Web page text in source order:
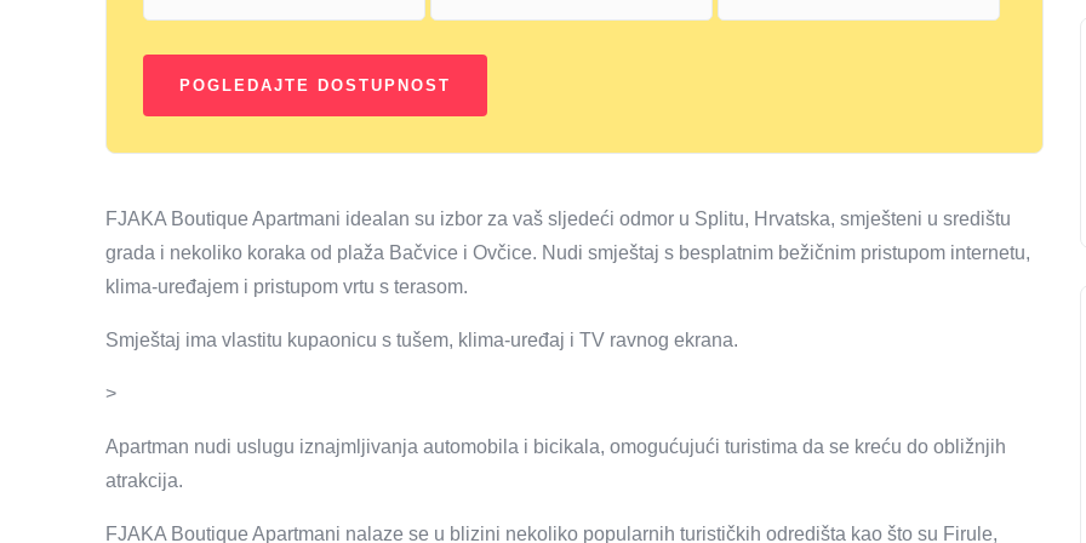
FJAKA Boutique Apartmani idealan su izbor za vaš sljedeći odmor u Splitu, Hrvatska, smješteni u središtu
grada i nekoliko koraka od plaža Bačvice i Ovčice. Nudi smještaj s besplatnim bežičnim pristupom internetu,
klima-uređajem i pristupom vrtu s terasom.
Smještaj ima vlastitu kupaonicu s tušem, klima-uređaj i TV ravnog ekrana.
>
Apartman nudi uslugu iznajmljivanja automobila i bicikala, omogućujući turistima da se kreću do obližnjih
atrakcija.
FJAKA Boutique Apartmani nalaze se u blizini nekoliko popularnih turističkih odredišta kao što su Firule,